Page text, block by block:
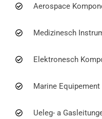
Aerospace
Medizinesch
Elektronesch
Marine Equipement
Ueleg- a